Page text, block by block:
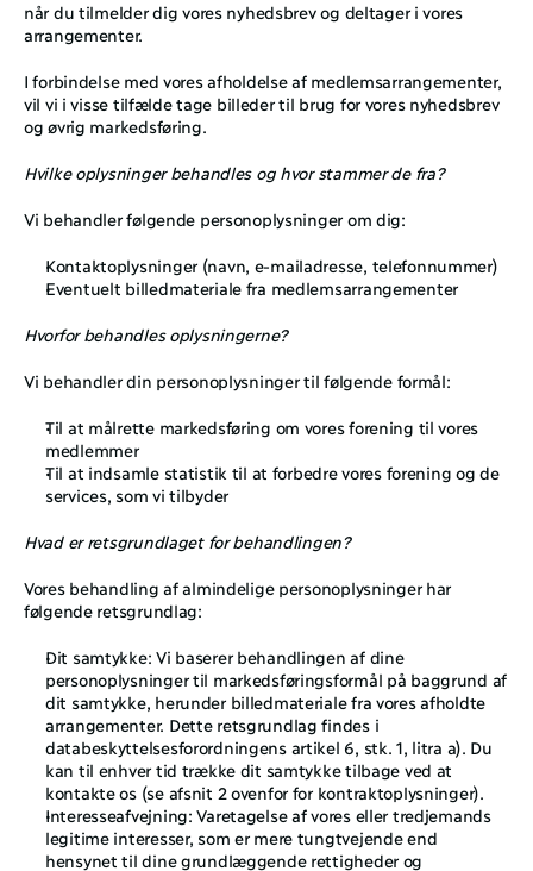
når du tilmelder dig vores nyhedsbrev og deltager i vores
arrangementer.
I forbindelse med vores afholdelse af medlemsarrangementer,
vil vi i visse tilfælde tage billeder til brug for vores nyhedsbrev
og øvrig markedsføring.
Hvilke oplysninger behandles og hvor stammer de fra?
Vi behandler følgende personoplysninger om dig:
Kontaktoplysninger (navn, e-mailadresse, telefonnummer)
Eventuelt billedmateriale fra medlemsarrangementer
Hvorfor behandles oplysningerne?
Vi behandler din personoplysninger til følgende formål:
Til at målrette markedsføring om vores forening til vores
medlemmer
Til at indsamle statistik til at forbedre vores forening og de
services, som vi tilbyder
Hvad er retsgrundlaget for behandlingen?
Vores behandling af almindelige personoplysninger har
følgende retsgrundlag:
Dit samtykke: Vi baserer behandlingen af dine
personoplysninger til markedsføringsformål på baggrund af
dit samtykke, herunder billedmateriale fra vores afholdte
arrangementer. Dette retsgrundlag findes i
databeskyttelsesforordningens artikel 6, stk. 1, litra a). Du
kan til enhver tid trække dit samtykke tilbage ved at
kontakte os (se afsnit ‎2 ovenfor for kontraktoplysninger).
Interesseafvejning: Varetagelse af vores eller tredjemands
legitime interesser, som er mere tungtvejende end
hensynet til dine grundlæggende rettigheder og